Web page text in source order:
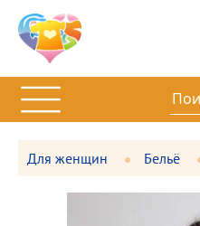
Для женщин Бельё
Большая